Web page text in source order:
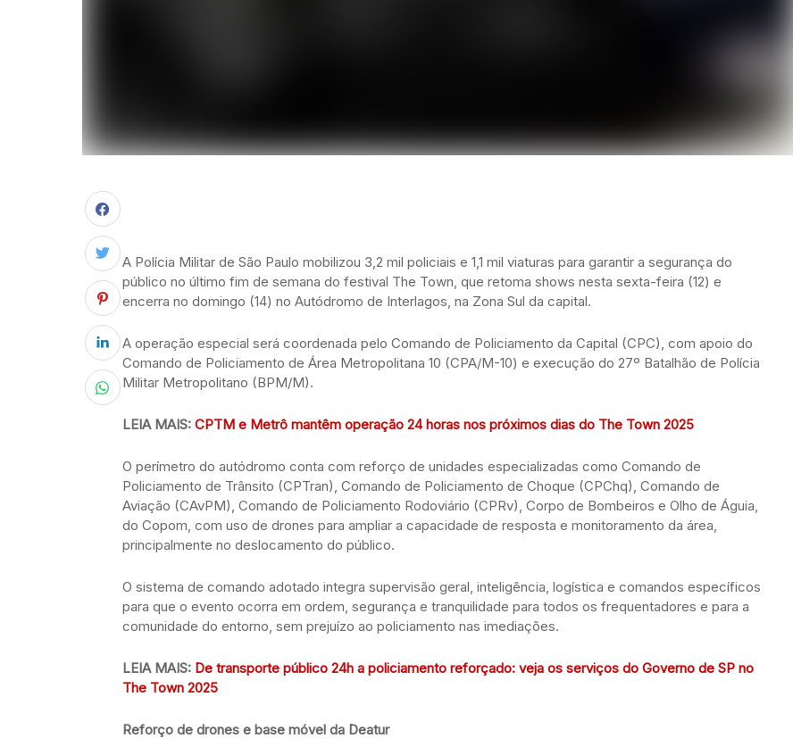
A Polícia Militar de São Paulo mobilizou 3,2 mil policiais e 1,1 mil viaturas para garantir a segurança do
público no último fim de semana do festival The Town, que retoma shows nesta sexta-feira (12) e
encerra no domingo (14) no Autódromo de Interlagos, na Zona Sul da capital.
A operação especial será coordenada pelo Comando de Policiamento da Capital (CPC), com apoio do
Comando de Policiamento de Área Metropolitana 10 (CPA/M-10) e execução do 27º Batalhão de Polícia
Militar Metropolitano (BPM/M).
LEIA MAIS: CPTM e Metrô mantêm operação 24 horas nos próximos dias do The Town 2025
O perímetro do autódromo conta com reforço de unidades especializadas como Comando de
Policiamento de Trânsito (CPTran), Comando de Policiamento de Choque (CPChq), Comando de
Aviação (CAvPM), Comando de Policiamento Rodoviário (CPRv), Corpo de Bombeiros e Olho de Águia,
do Copom, com uso de drones para ampliar a capacidade de resposta e monitoramento da área,
principalmente no deslocamento do público.
O sistema de comando adotado integra supervisão geral, inteligência, logística e comandos específicos
para que o evento ocorra em ordem, segurança e tranquilidade para todos os frequentadores e para a
comunidade do entorno, sem prejuízo ao policiamento nas imediações.
LEIA MAIS: De transporte público 24h a policiamento reforçado: veja os serviços do Governo de SP no
The Town 2025
Reforço de drones e base móvel da Deatur